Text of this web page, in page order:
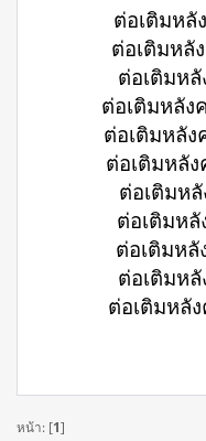
ต่อเติมหลั
ต่อเติมหลั
ต่อเติมห
ต่อเติมหลัง
ต่อเติมหลั
ต่อเติมหลัง
ต่อเติมห
ต่อเติมห
ต่อเติมห
ต่อเติมห
ต่อเติมหลั
หน้า: [1]